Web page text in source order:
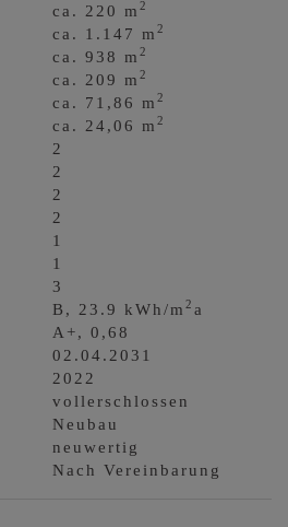
ca. 220 m2
ca. 1.147 m2
ca. 938 m2
ca. 209 m2
ca. 71,86 m2
ca. 24,06 m2
2
2
2
2
1
1
3
B, 23.9 kWh/m2 a
A+, 0,68
02.04.2031
2022
vollerschlossen
Neubau
neuwertig
Nach Vereinbarung